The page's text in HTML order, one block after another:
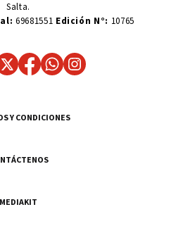
Salta.
69681551 Edición N°: 10765
Y CONDICIONES
MEDIAKIT